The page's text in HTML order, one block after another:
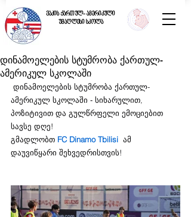
ვაკის ქართულ- ამერიკული
უმაღლესი სკოლა
დინამოელების სტუმრობა ქართულ-
ამერიკულ სკოლაში
დინამოელების სტუმრობა ქართულ-
ამერიკულ სკოლაში ‐ სიხარულით,
პოზიტივით და გულწრფელი ემოციებით
სავსე დღე!
გმადლობთ FC Dinamo Tbilisi ამ
დაუვიწყარი შეხვედრისთვის!